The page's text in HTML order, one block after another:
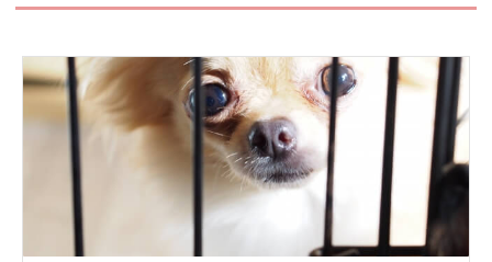
ペット用品
飼い主さんの悩み
ペットの気持ち
知って得する